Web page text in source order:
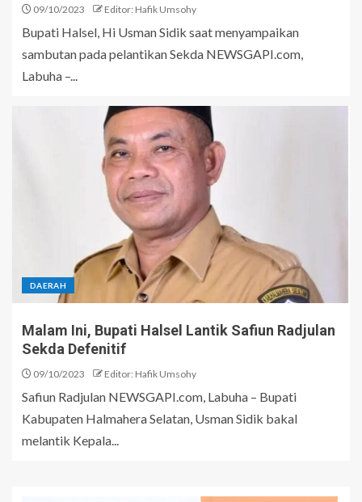
09/10/2023 Editor: Hafik Umsohy
Bupati Halsel, Hi Usman Sidik saat menyampaikan
sambutan pada pelantikan Sekda NEWSGAPI.com,
Labuha –...
DAERAH
Malam Ini, Bupati Halsel Lantik Safiun Radjulan
Sekda Defenitif
09/10/2023 Editor: Hafik Umsohy
Safiun Radjulan NEWSGAPI.com, Labuha – Bupati
Kabupaten Halmahera Selatan, Usman Sidik bakal
melantik Kepala...